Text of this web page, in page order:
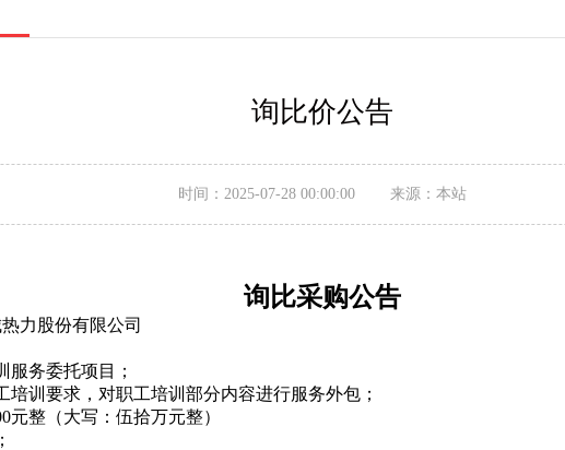
询比价公告
时间：2025-07-28 00:00:00 来源：本站
询比采购公告
力股份有限公司
服务委托项目；
培训要求，对职工培训部分内容进行服务外包；
元整（大写：伍拾万元整）